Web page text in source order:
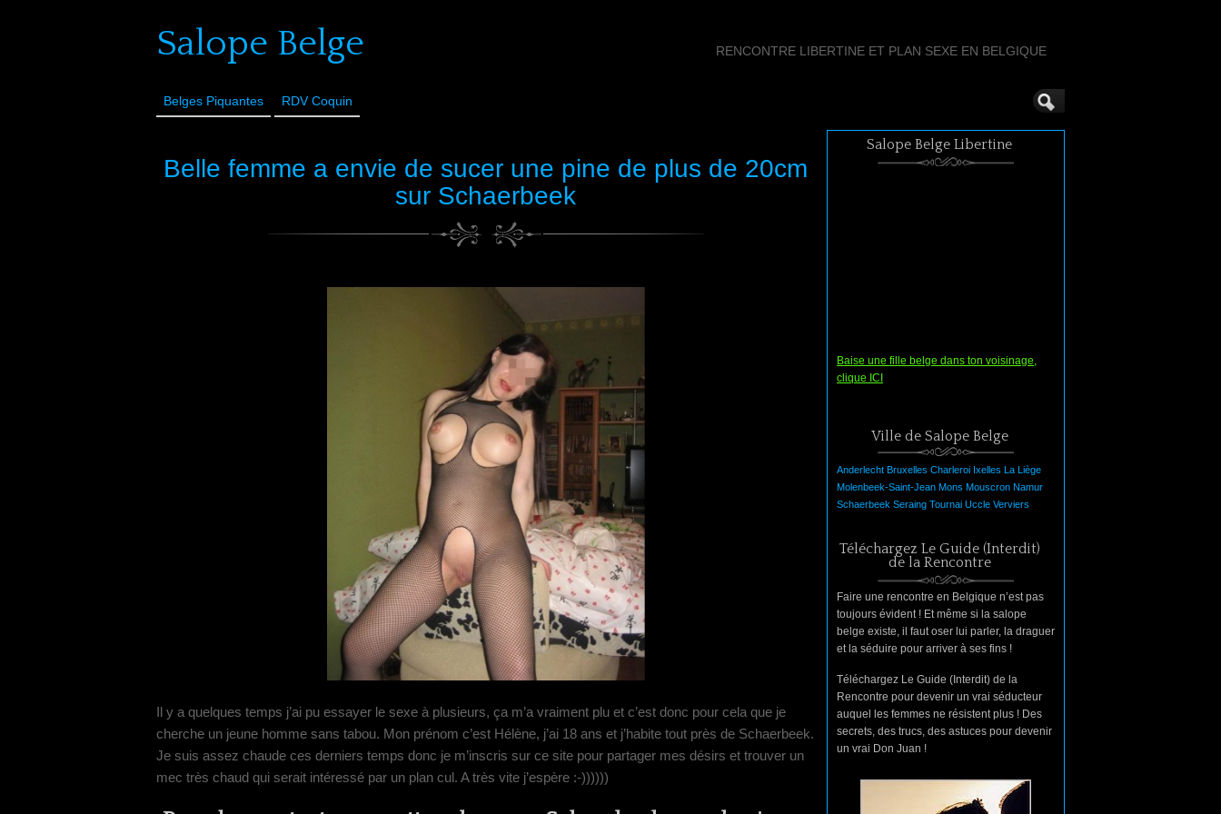
Salope Belge RENCONTRE LIBERTINE ET PLAN SEXE EN BELGIQUE
Belges Piquantes RDV Coquin
Belle femme a envie de sucer une pine de plus de 20cm
sur Schaerbeek
Il y a quelques temps j’ai pu essayer le sexe à plusieurs, ça m’a vraiment plu et c’est donc pour cela que je
cherche un jeune homme sans tabou. Mon prénom c’est Hélène, j’ai 18 ans et j’habite tout près de Schaerbeek.
Je suis assez chaude ces derniers temps donc je m’inscris sur ce site pour partager mes désirs et trouver un
mec très chaud qui serait intéressé par un plan cul. A très vite j’espère :-))))))
Salope Belge Libertine
Baise une fille belge dans ton voisinage,
clique ICI
Ville de Salope Belge
Anderlecht Bruxelles Charleroi Ixelles La Liège
Molenbeek-Saint-Jean Mons Mouscron Namur
Schaerbeek Seraing Tournai Uccle Verviers
Téléchargez Le Guide (Interdit)
de la Rencontre
Faire une rencontre en Belgique n’est pas
toujours évident ! Et même si la salope
belge existe, il faut oser lui parler, la draguer
et la séduire pour arriver à ses fins !
Téléchargez Le Guide (Interdit) de la
Rencontre pour devenir un vrai séducteur
auquel les femmes ne résistent plus ! Des
secrets, des trucs, des astuces pour devenir
un vrai Don Juan !